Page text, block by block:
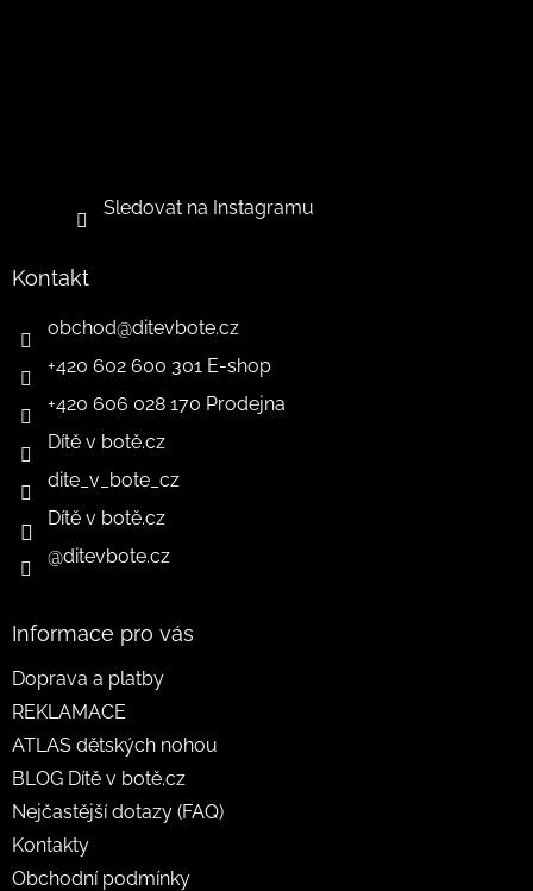
Sledovat na Instagramu
Kontakt
obchod@ditevbote.cz
+420 602 600 301 E-shop
+420 606 028 170 Prodejna
Dítě v botě.cz
dite_v_bote_cz
Dítě v botě.cz
@ditevbote.cz
Informace pro vás
Doprava a platby
REKLAMACE
ATLAS dětských nohou
BLOG Dítě v botě.cz
Nejčastější dotazy (FAQ)
Kontakty
Obchodní podmínky